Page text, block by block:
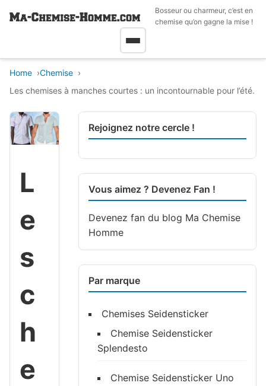
Bosseur ou charmeur, c’est en
chemise qu’on gagne la mise !
Home
Chemise
Les chemises à manches courtes : un incontournable pour l’été.
L
e
s
c
h
e
Rejoignez notre cercle !
Vous aimez ? Devenez Fan !
Devenez fan du blog Ma Chemise
Homme
Par marque
Chemises Seidensticker
Chemise Seidensticker
Splendesto
Chemise Seidensticker Uno